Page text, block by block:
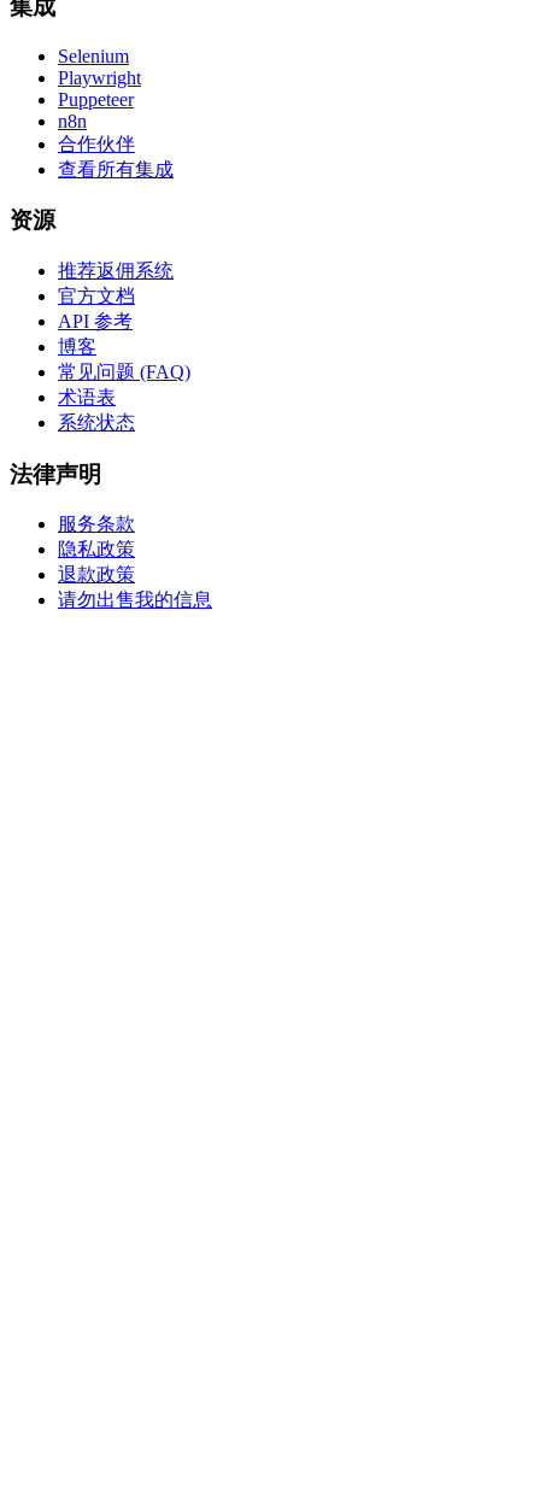
集成
Selenium
Playwright
Puppeteer
n8n
合作伙伴
查看所有集成
资源
推荐返佣系统
官方文档
API 参考
博客
常见问题 (FAQ)
术语表
系统状态
法律声明
服务条款
隐私政策
退款政策
请勿出售我的信息